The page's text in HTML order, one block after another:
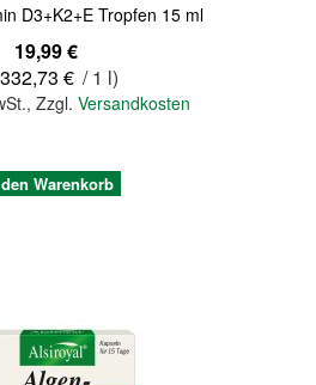
D3+K2+E Tropfen 15 ml
19,99 €
€ / 1 l)
, Zzgl. Versandkosten
Warenkorb